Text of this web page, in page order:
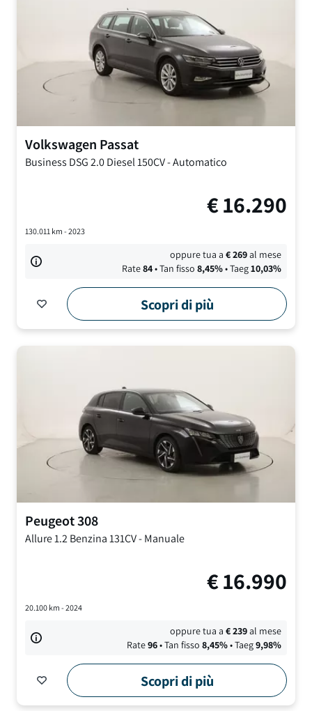
Volkswagen Passat
Business DSG2.0 Diesel 150CV-Automatico
€16.290
130.011km - 2023
oppure tua a€269al mese
Rate84• Tan fisso 8,45%• Taeg10,03%
Scopri di più
Peugeot308
Allure1.2 Benzina 131CV-Manuale
€16.990
20.100km - 2024
oppure tua a€239al mese
Rate96• Tan fisso 8,45%• Taeg9,98%
Scopri di più